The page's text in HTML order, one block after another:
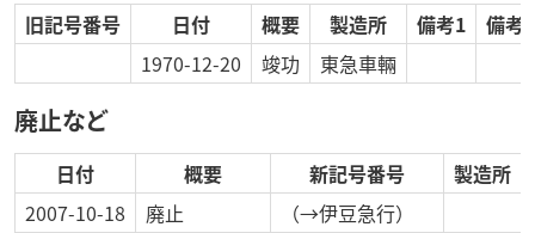
旧記号番号 日付 概要 製造所 備考1
備考2
1970-12-20
竣功 東急車輛
廃止など
日付 概要 新記号番号 製造所
2007-10-18
廃止
（→伊豆急行）